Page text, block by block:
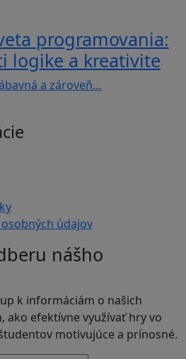
programovania:
logike a kreativite
a zároveň…
údajov
nášho
k informáciám o našich
ako efektívne využívať hry vo
motivujúce a prínosné.